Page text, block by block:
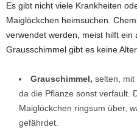
Es gibt nicht viele Krankheiten
Maiglöckchen heimsuchen.
verwendet werden, meist hilft ein
Grausschimmel gibt es keine
Grauschimmel, selten, mit
da die Pflanze sonst verfault.
Maiglöckchen ringsum über,
gefährdet.